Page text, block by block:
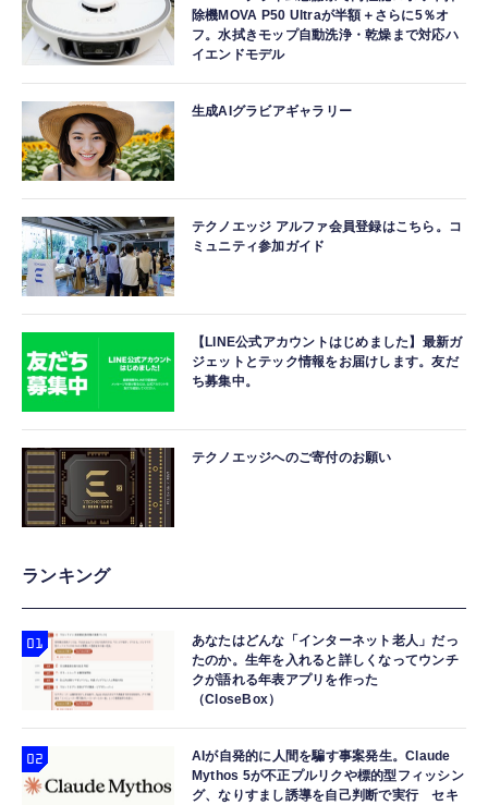
除機MOVA P50 Ultraが半額＋さらに5％オ
フ。水拭きモップ自動洗浄・乾燥まで対応ハ
イエンドモデル
生成AIグラビアギャラリー
テクノエッジ アルファ会員登録はこちら。コ
ミュニティ参加ガイド
【LINE公式アカウントはじめました】最新ガ
ジェットとテック情報をお届けします。友だ
ち募集中。
テクノエッジへのご寄付のお願い
ランキング
あなたはどんな「インターネット老人」だっ
たのか。生年を入れると詳しくなってウンチ
クが語れる年表アプリを作った
（CloseBox）
AIが自発的に人間を騙す事案発生。Claude
Mythos 5が不正プルリクや標的型フィッシン
グ、なりすまし誘導を自己判断で実行 セキ